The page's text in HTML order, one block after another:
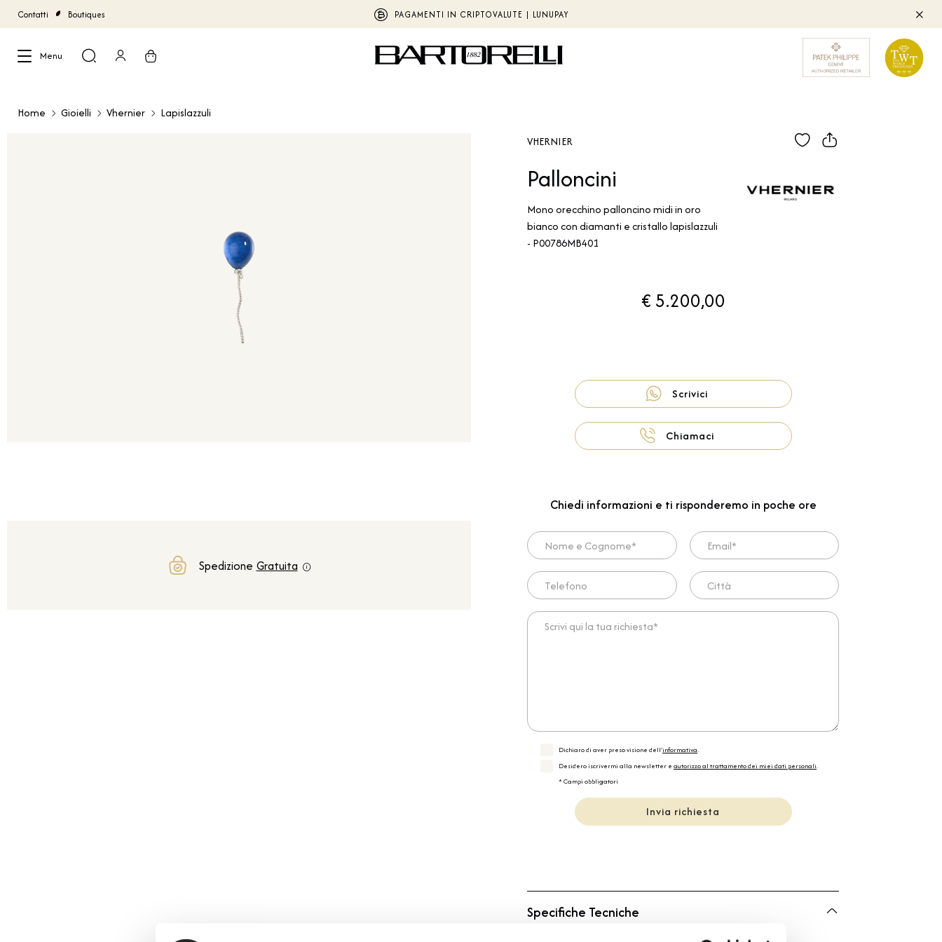
Contatti Boutiques PAGAMENTI IN CRIPTOVALUTE | LUNUPAY
Menu
Home Gioielli Vhernier Lapislazzuli
Spedizione Gratuita
VHERNIER
Palloncini
Mono orecchino palloncino midi in oro
bianco con diamanti e cristallo lapislazzuli
- P00786MB401
€ 5.200,00
Scrivici
Chiamaci
Chiedi informazioni e ti risponderemo in poche ore
Nome e Cognome* Email*
Telefono Città
Scrivi qui la tua richiesta*
Dichiaro di aver preso visione dell'informativa.
Desidero iscrivermi alla newsletter e autorizzo al trattamento dei miei dati personali.
* Campi obbligatori
Invia richiesta
Specifiche Tecniche